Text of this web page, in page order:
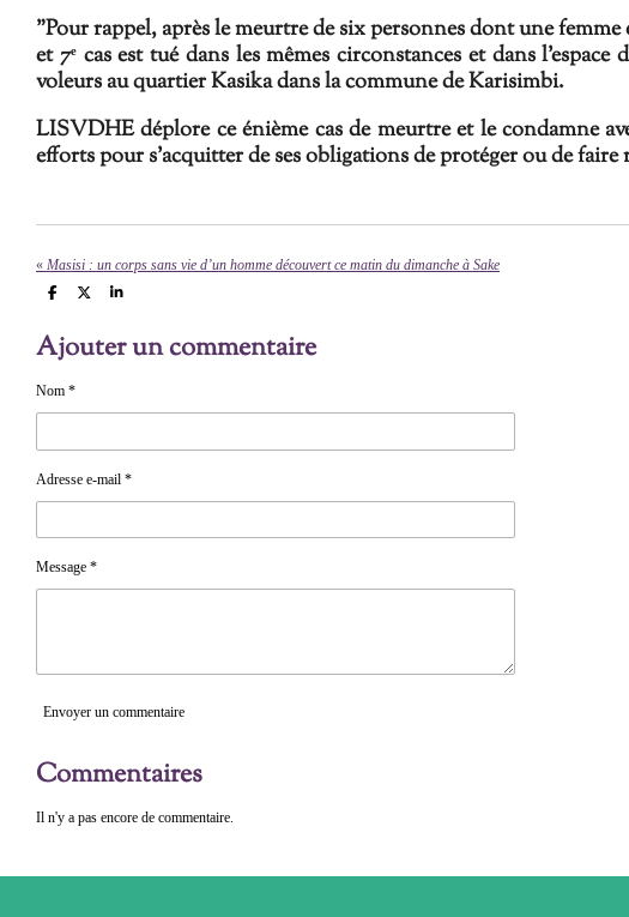
"Pour rappel, après le meurtre de six personnes dont une
et 7ᵉ cas est tué dans les mêmes circonstances et dans
voleurs au quartier Kasika dans la commune de Karisimbi.
LISVDHE déplore ce énième cas de meurtre et le condamne
efforts pour s'acquitter de ses obligations de protéger ou de
« Masisi : un corps sans vie d’un homme découvert ce matin du dimanche à Sake
P
t
a
r
P
t
a
P
t
a
Ajouter un commentaire
Nom *
Adresse e-mail *
Message *
Envoyer un commentaire
Commentaires
Il n'y a pas encore de commentaire.